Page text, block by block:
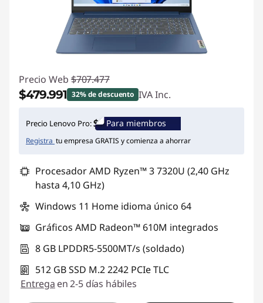
Precio Web $707.477
$479.991 32% de descuento IVA Inc.
Ahorros instantáneos :-$227.486
Precio Lenovo Pro: Para miembros
Registra tu empresa GRATIS y comienza a ahorrar
Procesador AMD Ryzen™ 3 7320U (2,40 GHz
hasta 4,10 GHz)
Windows 11 Home idioma único 64
Gráficos AMD Radeon™ 610M integrados
8 GB LPDDR5-5500MT/s (soldado)
512 GB SSD M.2 2242 PCIe TLC
Entrega en 2-5 días hábiles